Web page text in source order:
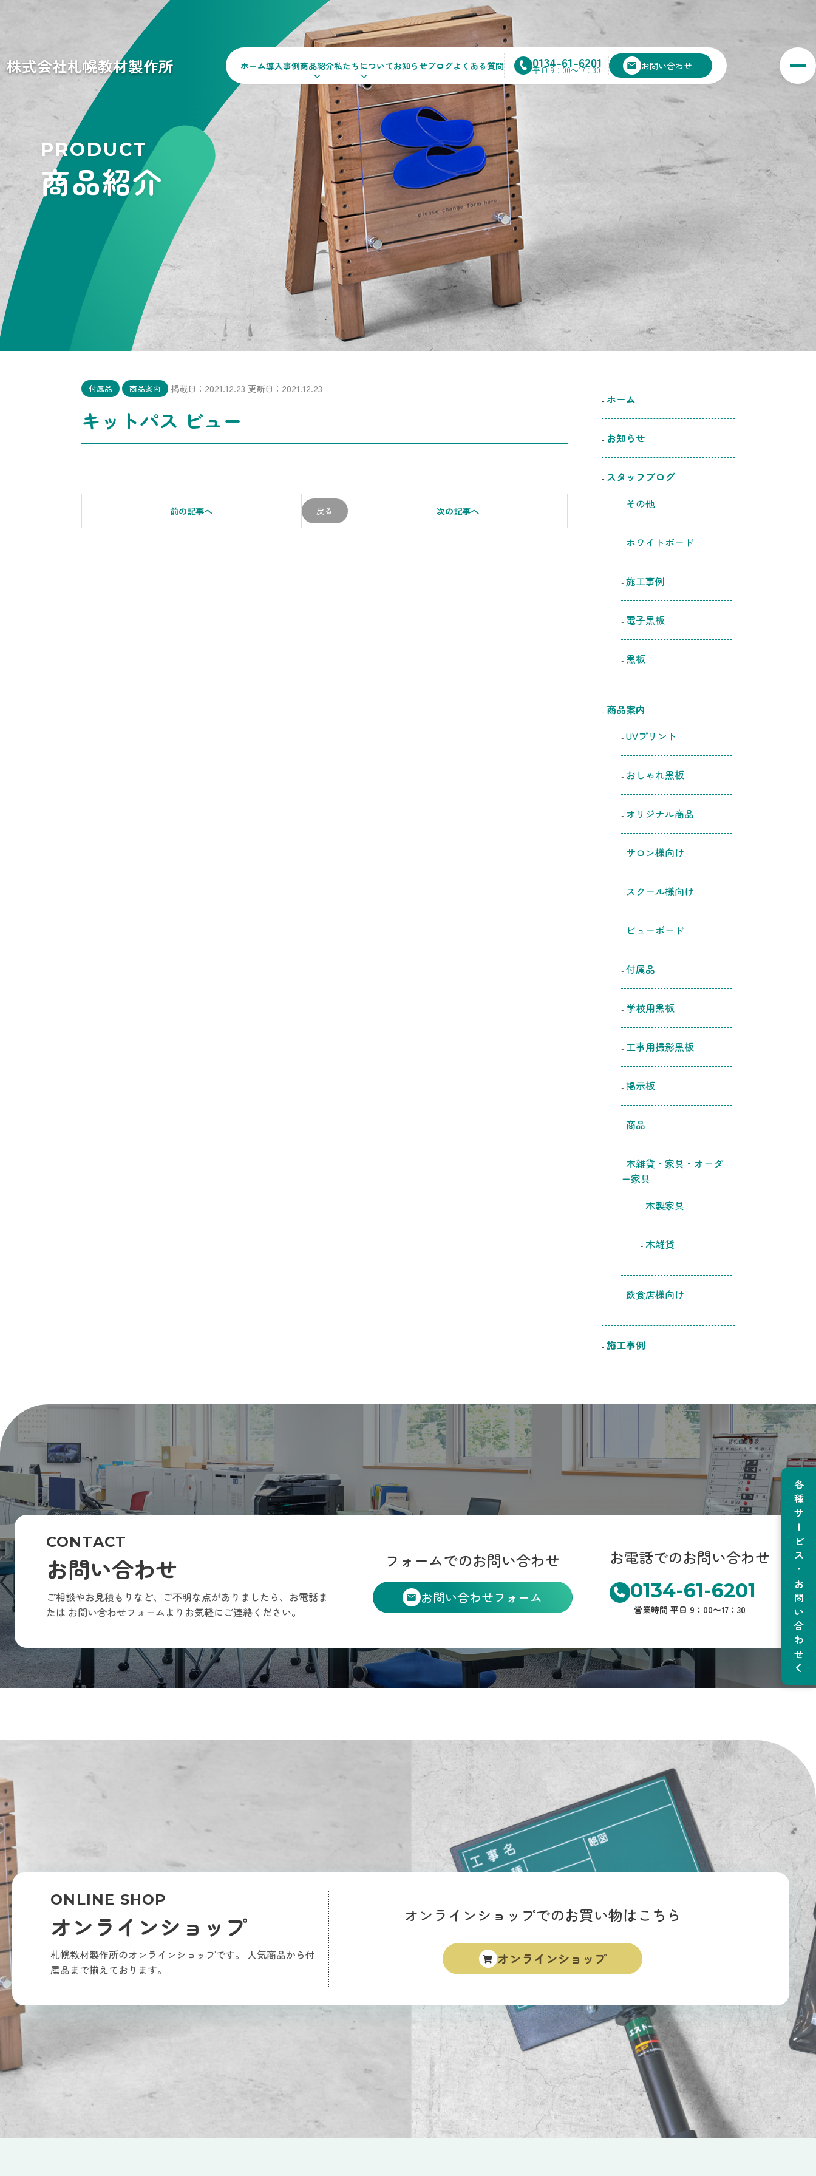
株式会社札幌教材製作所 ホーム導入事例商品紹介私たちについてお知らせブログよくある質問 0134-61-6201
平日 9：00～17：30 お問い合わせ
PRODUCT
商品紹介
付属品 商品案内 掲載日：2021.12.23 更新日：2021.12.23
キットパス ビュー
前の記事へ 戻る 次の記事へ
ホーム
お知らせ
スタッフブログ
その他
ホワイトボード
施工事例
電子黒板
黒板
商品案内
UVプリント
おしゃれ黒板
オリジナル商品
サロン様向け
スクール様向け
ビューボード
付属品
学校用黒板
工事用撮影黒板
掲示板
商品
木雑貨・家具・オーダ
ー家具
木製家具
木雑貨
飲食店様向け
施工事例
CONTACT
お問い合わせ
ご相談やお見積もりなど、ご不明な点がありましたら、お電話ま
たは お問い合わせフォームよりお気軽にご連絡ください。
フォームでのお問い合わせ
お問い合わせフォーム
お電話でのお問い合わせ
0134-61-6201
営業時間 平日 9：00～17：30
ONLINE SHOP
オンラインショップ
札幌教材製作所のオンラインショップです。
人気商品から付
属品まで揃えております。
オンラインショップでのお買い物はこちら
オンラインショップ
各種サービス・お問い合わせ